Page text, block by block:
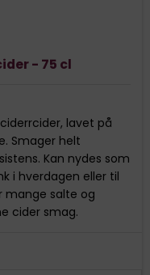
- 75 cl
lavet på
Smager helt
Kan nydes som
i hverdagen eller til
mange salte og
cider smag.